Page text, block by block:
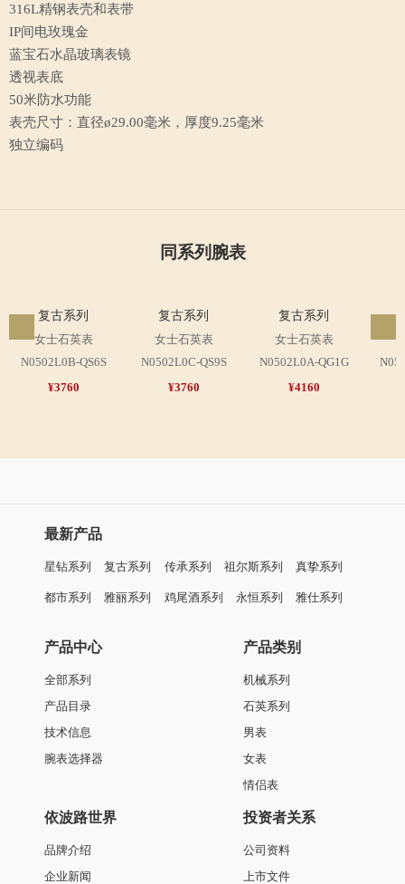
316L精钢表壳和表带
IP间电玫瑰金
蓝宝石水晶玻璃表镜
透视表底
50米防水功能
表壳尺寸：直径ø29.00毫米，厚度9.25毫米
独立编码
同系列腕表
复古系列
女士石英表
N0502L0B-QS6S
¥3760
复古系列
女士石英表
N0502L0C-QS9S
¥3760
复古系列
女士石英表
N0502L0A-QG1G
¥4160
最新产品
星钻系列 复古系列 传承系列 祖尔斯系列 真挚系列
都市系列 雅丽系列 鸡尾酒系列 永恒系列 雅仕系列
产品中心
全部系列
产品目录
技术信息
腕表选择器
产品类别
机械系列
石英系列
男表
女表
情侣表
依波路世界
品牌介绍
企业新闻
投资者关系
公司资料
上市文件